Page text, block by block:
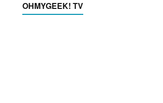
OHMYGEEK! TV